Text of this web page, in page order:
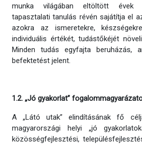
munka világában eltöltött évek
tapasztalati tanulás révén sajátítja el
azokra az ismeretekre,
individuális értékét, tudástőkéjét
Minden tudás egyfajta beruházás,
befektetést jelent.
1.2. „Jó gyakorlat”
A „Látó utak” elindításának fő
magyarországi helyi „jó
közösségfejlesztési,